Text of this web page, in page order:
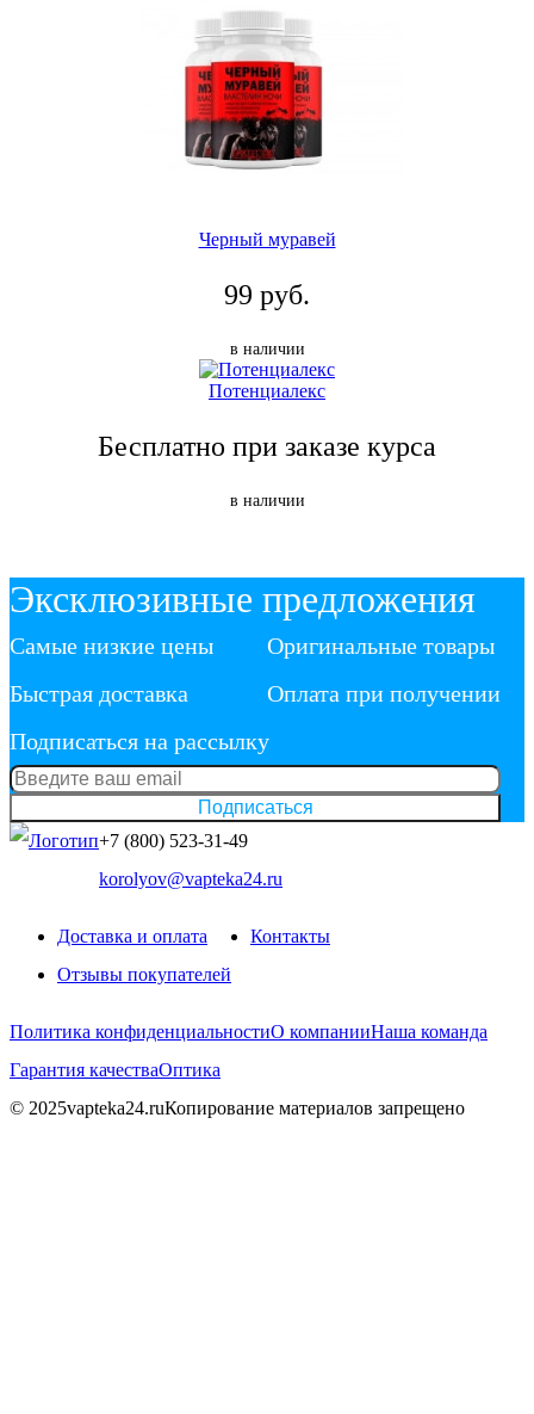
Черный муравей
99 руб.
в наличии
Потенциалекс
Бесплатно при заказе курса
в наличии
Эксклюзивные предложения
Самые низкие цены
Быстрая доставка
Оригинальные товары
Оплата при получении
Подписаться на рассылку
Подписаться
+7 (800) 523-31-49
korolyov@vapteka24.ru
Доставка и оплата
Отзывы покупателей
Контакты
Политика конфиденциальностиО компанииНаша команда
Гарантия качестваОптика
© 2025vapteka24.ruКопирование материалов запрещено